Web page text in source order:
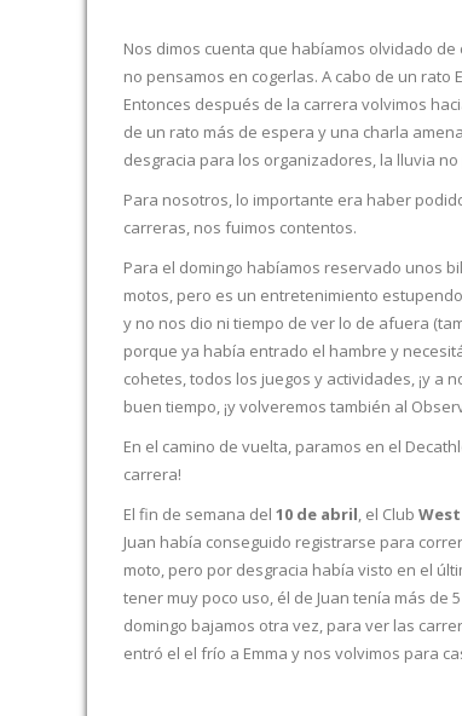
Nos dimos cuenta que habíamos olvidado
no pensamos en cogerlas. A cabo de un rato
Entonces después de la carrera volvimos
de un rato más de espera y una charla
desgracia para los organizadores, la lluvia
Para nosotros, lo importante era haber
carreras, nos fuimos contentos.
Para el domingo habíamos reservado unos
motos, pero es un entretenimiento
y no nos dio ni tiempo de ver lo de afuera
porque ya había entrado el hambre y
cohetes, todos los juegos y actividades, ¡y a
buen tiempo, ¡y volveremos también al
En el camino de vuelta, paramos en el
carrera!
El fin de semana del 10 de abril, el Club
Juan había conseguido registrarse para
moto, pero por desgracia había visto en el
tener muy poco uso, él de Juan tenía más de
domingo bajamos otra vez, para ver las
entró el el frío a Emma y nos volvimos para